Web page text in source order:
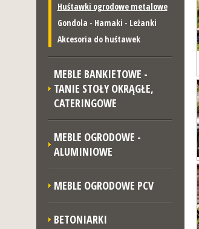
Huśtawki ogrodowe metalowe
Gondola - Hamaki - Leżanki
Akcesoria do huśtawek
MEBLE BANKIETOWE -
TANIE STOŁY OKRĄGŁE,
CATERINGOWE
MEBLE OGRODOWE -
ALUMINIOWE
MEBLE OGRODOWE PCV
BETONIARKI